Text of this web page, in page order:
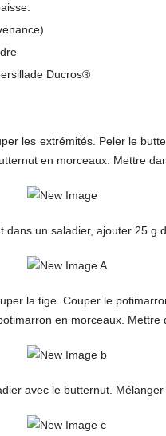
Ducros®
les extrémités. Peler le
en morceaux. Mettre
dans un saladier, ajouter 25
la tige. Couper le
en morceaux.
avec le butternut.